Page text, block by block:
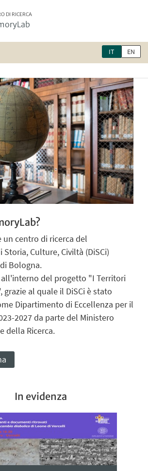
DI RICERCA
IT EN
un centro di ricerca del
Culture, Civiltà (DiSCi)
Bologna.
del progetto "I Territori
grazie al quale il DiSCi è stato
Dipartimento di Eccellenza per il
2027 da parte del Ministero
della Ricerca.
In evidenza